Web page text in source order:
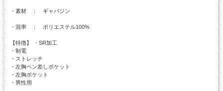
・素材 ： ギャバジン
・混率 ： ポリエステル100%
【特徴】 ・SR加工
・制電
・ストレッチ
・左胸ペン差しポケット
・左胸ポケット
・男性用